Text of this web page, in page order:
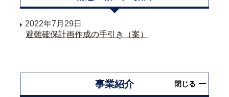
2022年7月29日
避難確保計画作成の手引き（案）
事業紹介 閉じる